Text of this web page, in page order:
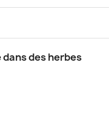
des herbes